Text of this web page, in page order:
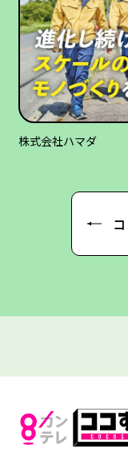
株式会社ハマダ